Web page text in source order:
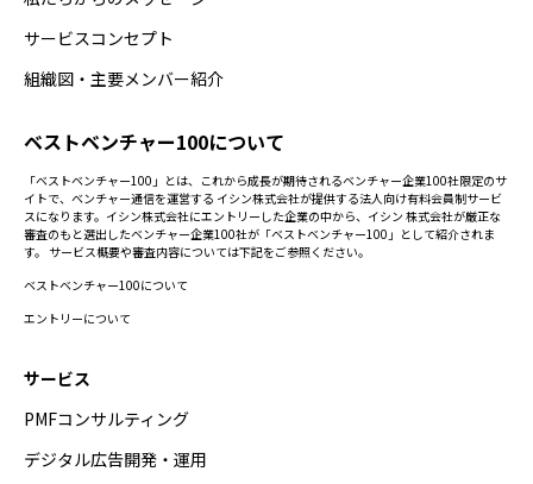
サービスコンセプト
組織図・主要メンバー紹介
ベストベンチャー100について
「ベストベンチャー100」とは、これから成長が期待されるベンチャー企業100社限定のサ
イトで、ベンチャー通信を運営する イシン株式会社が提供する法人向け有料会員制サービ
スになります。イシン株式会社にエントリーした企業の中から、イシン 株式会社が厳正な
審査のもと選出したベンチャー企業100社が「ベストベンチャー100」として紹介されま
す。 サービス概要や審査内容については下記をご参照ください。
ベストベンチャー100について
エントリーについて
サービス
PMFコンサルティング
デジタル広告開発・運用